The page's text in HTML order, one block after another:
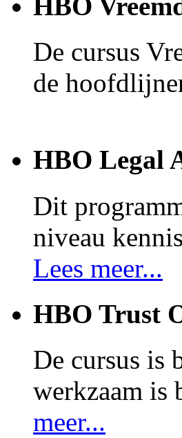
De cursus
de
HBO Legal
Dit
niveau
Lees meer...
HBO Trust
De cursus is
werkzaam is
meer...